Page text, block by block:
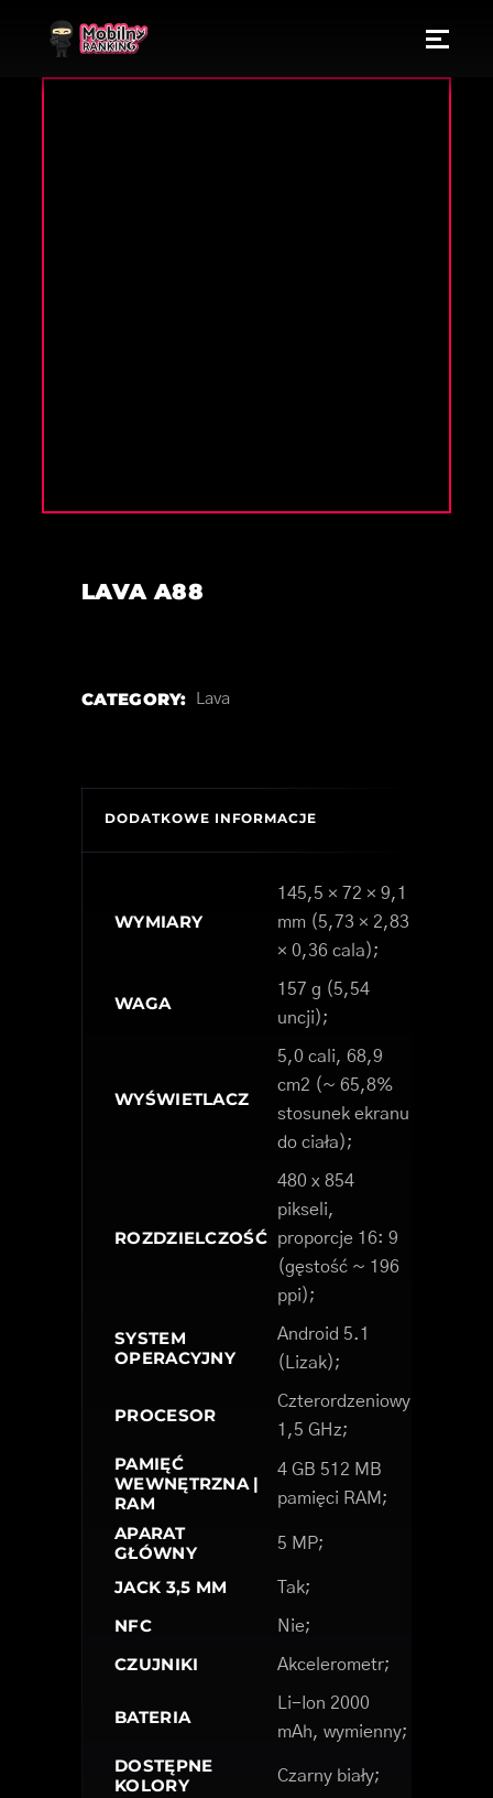
LAVA A88
CATEGORY: Lava
DODATKOWE INFORMACJE
WYMIARY
145,5 × 72 × 9,1
mm (5,73 × 2,83
× 0,36 cala);
WAGA
157 g (5,54
uncji);
WYŚWIETLACZ
5,0 cali, 68,9
cm2 (~ 65,8%
stosunek ekranu
do ciała);
ROZDZIELCZOŚĆ
480 x 854
pikseli,
proporcje 16: 9
(gęstość ~ 196
ppi);
SYSTEM
OPERACYJNY
Android 5.1
(Lizak);
PROCESOR
Czterordzeniowy
1,5 GHz;
PAMIĘĆ
WEWNĘTRZNA |
RAM
4 GB 512 MB
pamięci RAM;
APARAT
GŁÓWNY
5 MP;
JACK 3,5 MM Tak;
NFC Nie;
CZUJNIKI Akcelerometr;
BATERIA
Li-Ion 2000
mAh, wymienny;
DOSTĘPNE
KOLORY
Czarny biały;